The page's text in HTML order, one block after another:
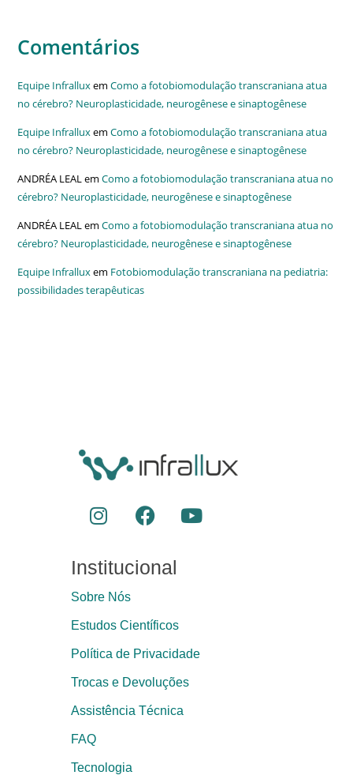
Comentários
Equipe InfralluxemComo a fotobiomodulação transcraniana atua
no cérebro? Neuroplasticidade, neurogênese e sinaptogênese
Equipe InfralluxemComo a fotobiomodulação transcraniana atua
no cérebro? Neuroplasticidade, neurogênese e sinaptogênese
ANDRÉA LEALemComo a fotobiomodulação transcraniana atua no
cérebro? Neuroplasticidade, neurogênese e sinaptogênese
ANDRÉA LEALemComo a fotobiomodulação transcraniana atua no
cérebro? Neuroplasticidade, neurogênese e sinaptogênese
Equipe Infralluxem Fotobiomodulação transcraniana na pediatria:
possibilidades terapêuticas
Institucional
Sobre Nós
Estudos Científicos
Política de Privacidade
Trocas e Devoluções
Assistência Técnica
FAQ
Tecnologia